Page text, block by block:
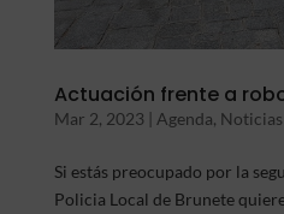
Actuación frente a
Mar 2, 2023 | Agenda, Noticias
Si estás preocupado por la
Policia Local de Brunete